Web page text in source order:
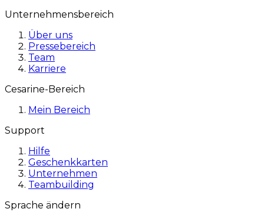
Unternehmensbereich
Über uns
Pressebereich
Team
Karriere
Cesarine-Bereich
Mein Bereich
Support
Hilfe
Geschenkkarten
Unternehmen
Teambuilding
Sprache ändern